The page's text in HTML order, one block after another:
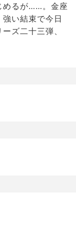
めるが……。金座
い結束で今日
ズ二十三弾、